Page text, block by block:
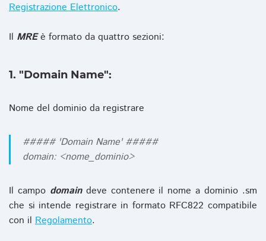
Registrazione Elettronico.
Il MREè formato da quattro sezioni:
1. "Domain Name":
Nome del dominio da registrare
##### 'Domain Name' #####
domain: <nome_dominio>
Il campo domaindeve contenere il nome a dominio .sm
che si intende registrare in formato RFC822 compatibile
con il Regolamento.